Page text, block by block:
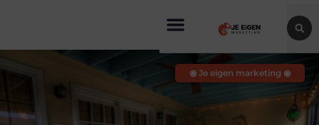
◉ Je eigen marketing ◉